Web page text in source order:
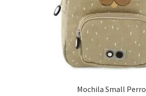
Mochila Small Perro